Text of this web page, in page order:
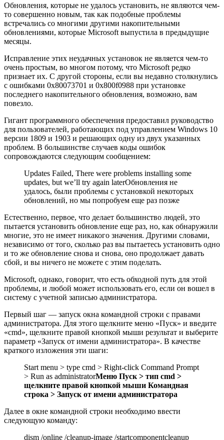
Обновления, которые не удалось установить, не являются чем-
то совершенно новым, так как подобные проблемы
встречались со многими другими накопительными
обновлениями, которые Microsoft выпустила в предыдущие
месяцы.
Исправление этих неудачных установок не является чем-то
очень простым, во многом потому, что Microsoft редко
признает их. С другой стороны, если вы недавно столкнулись
с ошибками 0x80073701 и 0x800f0988 при установке
последнего накопительного обновления, возможно, вам
повезло.
Гигант программного обеспечения предоставил руководство
для пользователей, работающих под управлением Windows 10
версии 1809 и 1903 и решающих одну из двух указанных
проблем. В большинстве случаев коды ошибок
сопровождаются следующим сообщением:
Updates Failed, There were problems installing some
updates, but we’ll try again laterОбновления не
удалось, были проблемы с установкой некоторых
обновлений, но мы попробуем еще раз позже
Естественно, первое, что делает большинство людей, это
пытается установить обновление еще раз, но, как обнаружили
многие, это не имеет никакого значения. Другими словами,
независимо от того, сколько раз вы пытаетесь установить одно
и то же обновление снова и снова, оно продолжает давать
сбой, и вы ничего не можете с этим поделать.
Microsoft, однако, говорит, что есть обходной путь для этой
проблемы, и любой может использовать его, если он вошел в
систему с учетной записью администратора.
Первый шаг — запуск окна командной строки с правами
администратора. Для этого щелкните меню «Пуск» и введите
«cmd», щелкните правой кнопкой мыши результат и выберите
параметр «Запуск от имени администратора». В качестве
краткого изложения эти шаги:
Start menu > type cmd > Right-click Command Prompt
> Run as administratorМеню Пуск > тип cmd >
щелкните правой кнопкой мыши Командная
строка > Запуск от имени администратора
Далее в окне командной строки необходимо ввести
следующую команду:
dism /online /cleanup-image /startcomponentcleanup